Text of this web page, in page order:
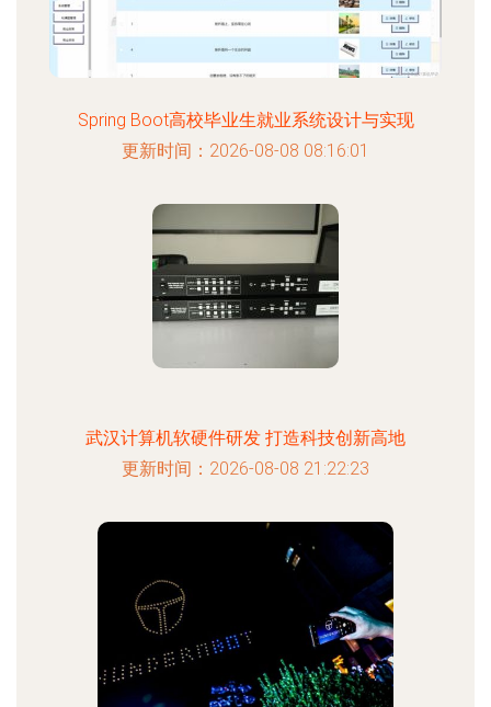
Spring Boot高校毕业生就业系统设计与实现
更新时间：2026-08-08 08:16:01
武汉计算机软硬件研发 打造科技创新高地
更新时间：2026-08-08 21:22:23